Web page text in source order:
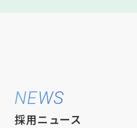
NEWS
採用ニュース